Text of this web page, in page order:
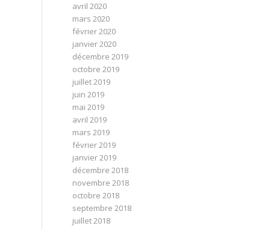
avril 2020
mars 2020
février 2020
janvier 2020
décembre 2019
octobre 2019
juillet 2019
juin 2019
mai 2019
avril 2019
mars 2019
février 2019
janvier 2019
décembre 2018
novembre 2018
octobre 2018
septembre 2018
juillet 2018